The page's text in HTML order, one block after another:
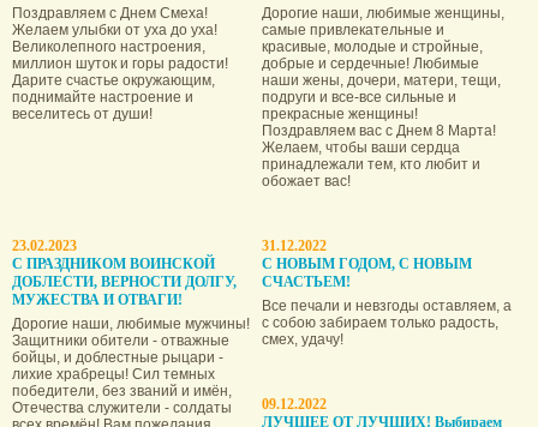
Поздравляем с Днем Смеха!
Желаем улыбки от уха до уха!
Великолепного настроения,
миллион шуток и горы радости!
Дарите счастье окружающим,
поднимайте настроение и
веселитесь от души!
Дорогие наши, любимые женщины,
самые привлекательные и
красивые, молодые и стройные,
добрые и сердечные! Любимые
наши жены, дочери, матери, тещи,
подруги и все-все сильные и
прекрасные женщины!
Поздравляем вас с Днем 8 Марта!
Желаем, чтобы ваши сердца
принадлежали тем, кто любит и
обожает вас!
23.02.2023
С ПРАЗДНИКОМ ВОИНСКОЙ
ДОБЛЕСТИ, ВЕРНОСТИ ДОЛГУ,
МУЖЕСТВА И ОТВАГИ!
Дорогие наши, любимые мужчины!
Защитники обители - отважные
бойцы, и доблестные рыцари -
лихие храбрецы! Сил темных
победители, без званий и имён,
Отечества служители - солдаты
31.12.2022
С НОВЫМ ГОДОМ, С НОВЫМ
СЧАСТЬЕМ!
Все печали и невзгоды оставляем, а
с собою забираем только радость,
смех, удачу!
09.12.2022
ЛУЧШЕЕ ОТ ЛУЧШИХ! Выбираем